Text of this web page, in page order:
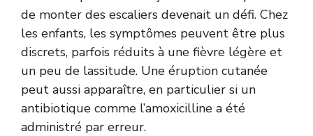
de monter des escaliers devenait un défi. Chez
les enfants, les symptômes peuvent être plus
discrets, parfois réduits à une fièvre légère et
un peu de lassitude. Une éruption cutanée
peut aussi apparaître, en particulier si un
antibiotique comme l’amoxicilline a été
administré par erreur.